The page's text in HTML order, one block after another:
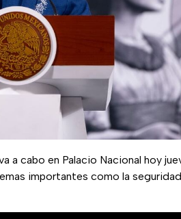
a cabo en Palacio Nacional hoy
importantes como la seguridad